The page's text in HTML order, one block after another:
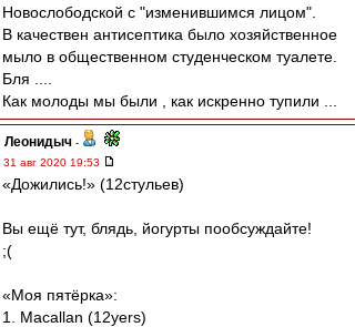
Новослободской с "изменившимся лицом".
В качествен антисептика было хозяйственное
мыло в общественном студенческом туалете.
Бля ....
Как молоды мы были , как искренно тупили ...
Леонидыч -
31 авг 2020 19:53
«Дожились!» (12стульев)
Вы ещё тут, блядь, йогурты пообсуждайте!
;(
«Моя пятёрка»:
1. Macallan (12yers)